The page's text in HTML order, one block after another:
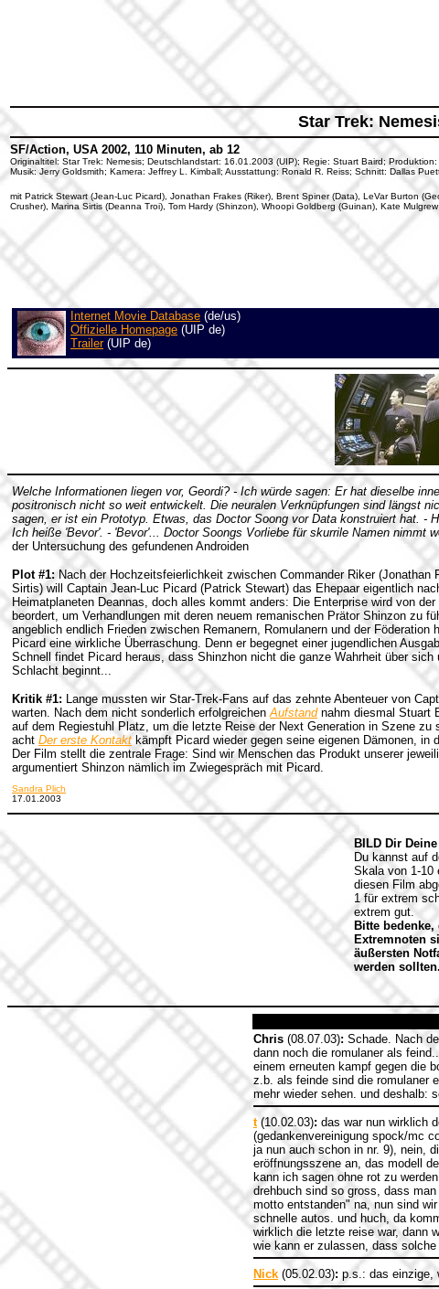
Star Trek:
SF/Action, USA 2002, 110 Minuten, ab 12
Originaltitel: Star Trek: Nemesis; Deutschlandstart: 16.01.2003 (UIP); Regie: Stuart Baird;
Musik: Jerry Goldsmith; Kamera: Jeffrey L. Kimball; Ausstattung: Ronald R. Reiss; Schnitt: Dallas
mit Patrick Stewart (Jean-Luc Picard), Jonathan Frakes (Riker), Brent Spiner (Data), LeVar Burton
Crusher), Marina Sirtis (Deanna Troi), Tom Hardy (Shinzon), Whoopi Goldberg (Guinan), Kate
Internet Movie Database (de/us)
Offizielle Homepage (UIP de)
Trailer(UIP de)
Welche Informationen liegen vor, Geordi? - Ich würde sagen: Er hat dieselbe
positronisch nicht so weit entwickelt. Die neuralen Verknüpfungen sind längst
sagen, er ist ein Prototyp. Etwas, das Doctor Soong vor Data konstruiert hat. -
Ich heiße 'Bevor'. - 'Bevor'... Doctor Soongs Vorliebe für skurrile Namen nimmt
der Untersuchung des gefundenen Androiden
Plot #1: Nach der Hochzeitsfeierlichkeit zwischen Commander Riker (Jonathan
Sirtis) will Captain Jean-Luc Picard (Patrick Stewart) das Ehepaar eigentlich
Heimatplaneten Deannas, doch alles kommt anders: Die Enterprise wird von
beordert, um Verhandlungen mit deren neuem remanischen Prätor Shinzon zu
angeblich endlich Frieden zwischen Remanern, Romulanern und der Föderation
Picard eine wirkliche Überraschung. Denn er begegnet einer jugendlichen
Schnell findet Picard heraus, dass Shinzhon nicht die ganze Wahrheit über sich
Schlacht beginnt...
Kritik #1: Lange mussten wir Star-Trek-Fans auf das zehnte Abenteuer von
warten. Nach dem nicht sonderlich erfolgreichenAufstandnahm diesmal Stuart
auf dem Regiestuhl Platz, um die letzte Reise der Next Generation in Szene zu
acht Der erste Kontakt kämpft Picard wieder gegen seine eigenen Dämonen, in
Der Film stellt die zentrale Frage: Sind wir Menschen das Produkt unserer
argumentiert Shinzon nämlich im Zwiegespräch mit Picard.
Sandra Plich
17.01.2003
BILD Dir
Du kannst auf
Skala von 1-10
diesen Film
1 für extrem
extrem gut.
Bitte bedenke,
Extremnoten
äußersten
werden
Chris (08.07.03): Schade. Nach
dann noch die romulaner als
einem erneuten kampf gegen die
z.b. als feinde sind die romulaner
mehr wieder sehen. und deshalb:
t(10.02.03): das war nun wirklich
(gedankenvereinigung spock/mc
ja nun auch schon in nr. 9), nein,
eröffnungsszene an, das modell
kann ich sagen ohne rot zu
drehbuch sind so gross, dass
motto entstanden" na, nun sind
schnelle autos. und huch, da
wirklich die letzte reise war, dann
wie kann er zulassen, dass
Nick (05.02.03): p.s.: das einzige,